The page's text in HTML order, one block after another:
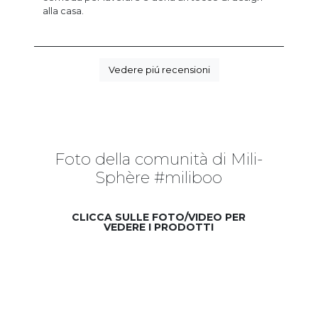
alla casa.
Vedere piú recensioni
Foto della comunità di Mili-
Sphère #miliboo
CLICCA SULLE FOTO/VIDEO PER
VEDERE I PRODOTTI